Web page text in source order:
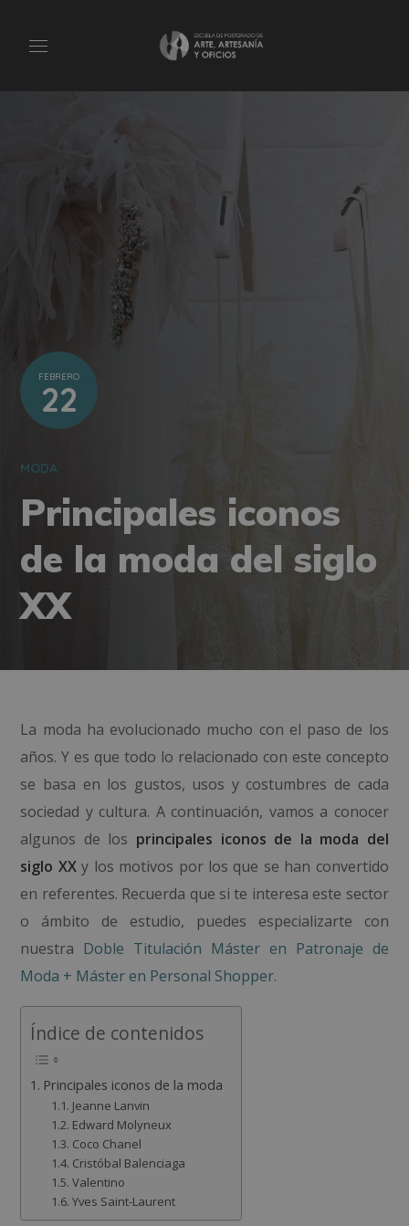
FEBRERO
22
MODA
Principales iconos
de la moda del siglo
XX
La moda ha evolucionado mucho con el paso de los
años. Y es que todo lo relacionado con este concepto
se basa en los gustos, usos y costumbres de cada
sociedad y cultura. A continuación, vamos a conocer
algunos de los principales iconos de la moda del
siglo XXy los motivos por los que se han convertido
en referentes. Recuerda que si te interesa este sector
o ámbito de estudio, puedes especializarte con
nuestra Doble Titulación Máster en Patronaje de
Moda + Máster en Personal Shopper.
Índice de contenidos
Principales iconos de la moda
Jeanne Lanvin
Edward Molyneux
Coco Chanel
Cristóbal Balenciaga
Valentino
Yves Saint-Laurent